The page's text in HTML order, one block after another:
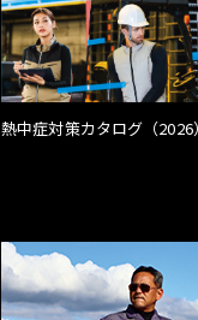
熱中症対策カタログ（2026）